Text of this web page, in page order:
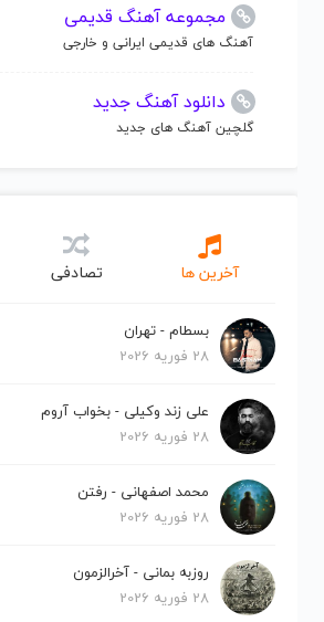
مجموعه آهنگ قدیمی
آهنگ های قدیمی ایرانی و خارجی
دانلود آهنگ جدید
گلچین آهنگ های جدید
آخرین ها تصادفی
بسطام - تهران
28 فوریه 2026
علی زند وکیلی - بخواب آروم
28 فوریه 2026
محمد اصفهانی - رفتن
28 فوریه 2026
روزبه بمانی - آخرالزمون
28 فوریه 2026